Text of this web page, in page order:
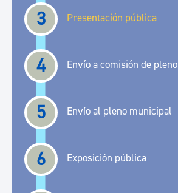
3 Presentación pública
4 Envío a comisión de pleno
5 Envío al pleno municipal
6 Exposición pública